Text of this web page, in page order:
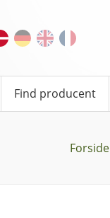
Find producent
Forside